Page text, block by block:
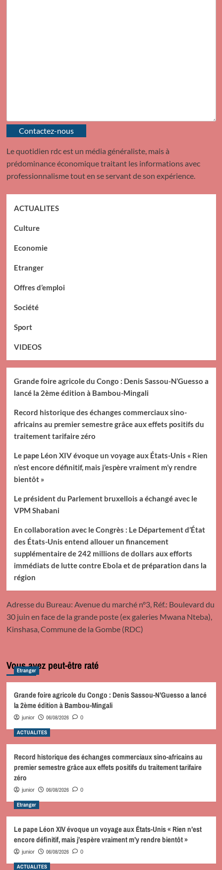
Contactez-nous
Le quotidien rdc est un média généraliste, mais à
prédominance économique traitant les informations avec
professionnalisme tout en se servant de son expérience.
ACTUALITES
Culture
Economie
Etranger
Offres d’emploi
Société
Sport
VIDEOS
Grande foire agricole du Congo : Denis Sassou-N’Guesso a
lancé la 2ème édition à Bambou-Mingali
Record historique des échanges commerciaux sino-
africains au premier semestre grâce aux effets positifs du
traitement tarifaire zéro
Le pape Léon XIV évoque un voyage aux États-Unis « Rien
n’est encore définitif, mais j’espère vraiment m’y rendre
bientôt »
Le président du Parlement bruxellois a échangé avec le
VPM Shabani
En collaboration avec le Congrès : Le Département d’État
des États-Unis entend allouer un financement
supplémentaire de 242 millions de dollars aux efforts
immédiats de lutte contre Ebola et de préparation dans la
région
Adresse du Bureau: Avenue du marché n°3, Réf.: Boulevard du
30 juin en face de la grande poste (ex galeries Mwana Nteba),
Kinshasa, Commune de la Gombe (RDC)
Vous avez peut-être raté
Etranger
Grande foire agricole du Congo : Denis Sassou-N’Guesso a lancé
la 2ème édition à Bambou-Mingali
junior 06/08/2026 0
ACTUALITES
Record historique des échanges commerciaux sino-africains au
premier semestre grâce aux effets positifs du traitement tarifaire
zéro
junior 06/08/2026 0
Etranger
Le pape Léon XIV évoque un voyage aux États-Unis « Rien n’est
encore définitif, mais j’espère vraiment m’y rendre bientôt »
junior 06/08/2026 0
ACTUALITES